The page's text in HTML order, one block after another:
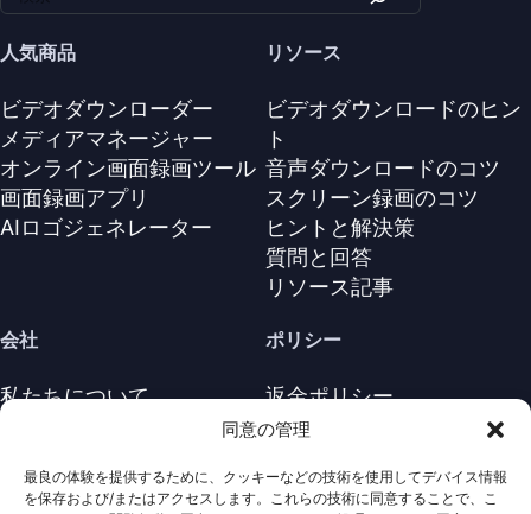
同意の管理
最良の体験を提供するために、クッキーなどの技術を使用してデバイス情報
を保存および/またはアクセスします。これらの技術に同意することで、こ
人気商品
ビデオダウンローダー
メディアマネージャー
オンライン画面録画ツール
画面録画アプリ
AIロゴジェネレーター
リソース
ビデオダウンロードのヒン
ト
音声ダウンロードのコツ
スクリーン録画のコツ
ヒントと解決策
質問と回答
リソース記事
会社
私たちについて
ポリシー
返金ポリシー
プライバシーポリシー
利用規約